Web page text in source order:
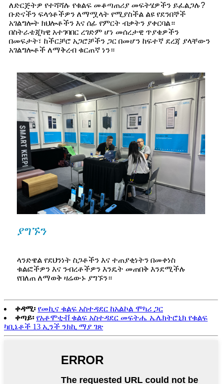
ለድርጅትዎ የተሻሻሉ የቁልፍ መቆጣጠሪያ መፍትሄዎችን ይፈልጋሉ?
ቡድናችን ፍላጎቶችዎን ለማሟላት የሚያስችል ልዩ የደንበኞች
አገልግሎት ክህሎቶችን እና ሰፊ የምርት ብቃትን ያቀርባል።
በስትራቴጂካዊ አተገባበር ረገድም ሆነ መሰረታዊ ጥያቄዎችን
በመፍታት፣ ከችርቻሮ አጋሮቻችን ጋር በመሆን ከፍተኛ ደረጃ ያላቸውን
አገልግሎቶች ለማቅረብ ቁርጠኛ ነን።
ያግኙን
ላንድዌል የደህንነት ስጋቶችን እና ተጠያቂነትን በመቀነስ
ቁልፎችዎን እና ንብረቶችዎን እንዴት መጠበቅ እንደሚችሉ
የበለጠ ለማወቅ ዛሬውኑ ያግኙን።
ቀዳሚ፡ የመኪና ቁልፍ አስተዳደር ከአልኮል ሞካሪ ጋር
ቀጣይ፡ የአቶሞቲቭ ቁልፍ አስተዳደር መፍትሔ ኤሌክትሮኒክ የቁልፍ
ካቢኔቶች 13 ኢንች ንክኪ ማያ ገጽ